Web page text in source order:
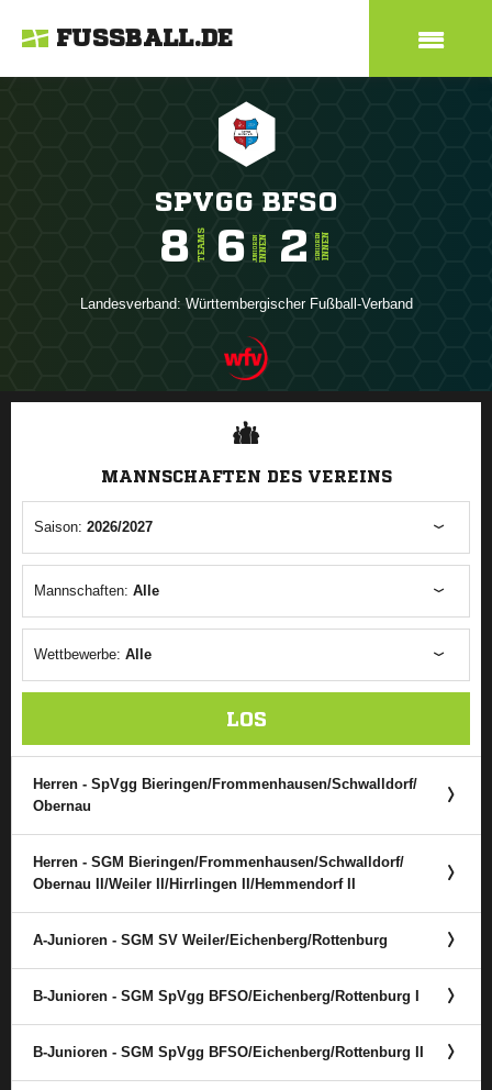
FUSSBALL.DE
SPVGG BFSO
8 TEAMS 6 JUNIORENINNEN 2 SENIORENINNEN
Landesverband: Württembergischer Fußball-Verband
ANZEIGE
MANNSCHAFTEN DES VEREINS
Saison: 2026/2027
Mannschaften: Alle
Wettbewerbe: Alle
LOS
Herren - SpVgg Bieringen/​Frommenhausen/​Schwalldorf/​
Obernau
Herren - SGM Bieringen/​Frommenhausen/​Schwalldorf/​
Obernau II/​Weiler II/​Hirrlingen II/​Hemmendorf II
A-Junioren - SGM SV Weiler/​Eichenberg/​Rottenburg
B-Junioren - SGM SpVgg BFSO/​Eichenberg/​Rottenburg I
B-Junioren - SGM SpVgg BFSO/​Eichenberg/​Rottenburg II